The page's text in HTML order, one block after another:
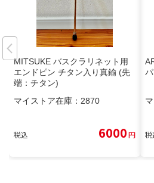
MITSUKE バスクラリネット用
エンドピン チタン入り真鍮 (先
端：チタン)
マイストア在庫： 2870
税込 6000円 税